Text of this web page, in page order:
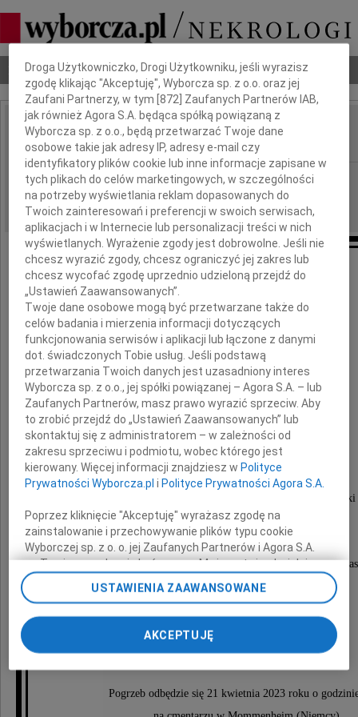
Nekrologi Odeszli Poradnik pogrzebowy
IMIĘ I NAZWISKO: Andrzej Żukowski
REGION: Lublin
DATA EMISJI: 21.04.2023
2 kwietnia w wieku 69 lat odszedł
Andrzej Żukowski
absolwent LO w Tomaszowie Lubelskim
oraz Wydziału Samochodów i Maszyn Roboczych
pracownik bielskiej FSM oraz Opla i Delphi.
Pasjonat motoryzacji, górskich wędrówek i muzyki
Pogrążona w żałobie
Rodzina
Pogrzeb odbędzie się 21 kwietnia 2023 roku o
Dbamy o Twoją prywatność
Droga Użytkowniczko, Drogi Użytkowniku, jeśli wyrazisz
zgodę klikając "Akceptuję", Wyborcza sp. z o.o. oraz jej
Zaufani Partnerzy, w tym [872 ] Zaufanych Partnerów IAB,
jak również Agora S.A. będąca spółką powiązaną z
Wyborcza sp. z o.o., będą przetwarzać Twoje dane
osobowe takie jak adresy IP, adresy e-mail czy
identyfikatory plików cookie lub inne informacje zapisane w
tych plikach do celów marketingowych, w szczególności
na potrzeby wyświetlania reklam dopasowanych do
Twoich zainteresowań i preferencji w swoich serwisach,
aplikacjach i w Internecie lub personalizacji treści w nich
wyświetlanych. Wyrażenie zgody jest dobrowolne. Jeśli nie
chcesz wyrazić zgody, chcesz ograniczyć jej zakres lub
chcesz wycofać zgodę uprzednio udzieloną przejdź do
„Ustawień Zaawansowanych”.
Twoje dane osobowe mogą być przetwarzane także do
celów badania i mierzenia informacji dotyczących
funkcjonowania serwisów i aplikacji lub łączone z danymi
dot. świadczonych Tobie usług. Jeśli podstawą
przetwarzania Twoich danych jest uzasadniony interes
Wyborcza sp. z o.o., jej spółki powiązanej – Agora S.A. – lub
Zaufanych Partnerów, masz prawo wyrazić sprzeciw. Aby
to zrobić przejdź do „Ustawień Zaawansowanych” lub
skontaktuj się z administratorem – w zależności od
zakresu sprzeciwu i podmiotu, wobec którego jest
kierowany. Więcej informacji znajdziesz w Polityce
Prywatności Wyborcza.pl i Polityce Prywatności Agora S.A.
Poprzez kliknięcie "Akceptuję" wyrażasz zgodę na
zainstalowanie i przechowywanie plików typu cookie
Wyborczej sp. z o. o. jej Zaufanych Partnerów i Agora S.A.
na Twoim urządzeniu końcowym. Możesz też w każdej
chwili zmienić swoje preferencje dot. plików cookie,
ponownie wywołując narzędzie do zarządzania Twoimi
odnośnik „Ustawienia prywatności” w stopce serwisu i
przechodząc do sekcji „Ustawienia zaawansowane”.
USTAWIENIA ZAAWANSOWANE
AKCEPTUJĘ